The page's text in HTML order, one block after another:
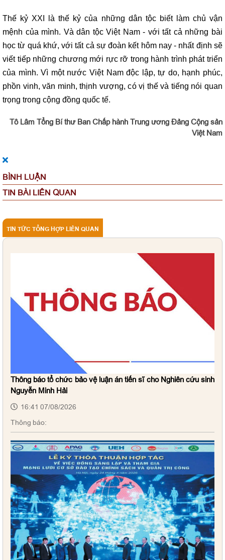
Thế kỷ XXI là thế kỷ của những dân tộc biết làm chủ vận
mệnh của mình. Và dân tộc Việt Nam - với tất cả những bài
học từ quá khứ, với tất cả sự đoàn kết hôm nay - nhất định sẽ
viết tiếp những chương mới rực rỡ trong hành trình phát triển
của mình. Vì một nước Việt Nam độc lập, tự do, hạnh phúc,
phồn vinh, văn minh, thịnh vượng, có vị thế và tiếng nói quan
trọng trong cộng đồng quốc tế.
Tô Lâm Tổng Bí thư Ban Chấp hành Trung ương Đảng Cộng sản
Việt Nam
BÌNH LUẬN
TIN BÀI LIÊN QUAN
TIN TỨC TỔNG HỢP LIÊN QUAN
Thông báo tổ chức bảo vệ luận án tiến sĩ cho Nghiên cứu sinh
Nguyễn Minh Hải
16:41 07/08/2026
Thông báo: